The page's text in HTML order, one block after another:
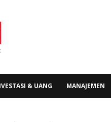
& UANG MANAJEMEN